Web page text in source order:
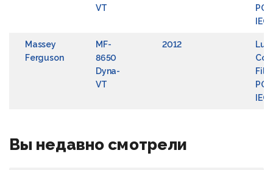
VT
Massey
Ferguson
MF-
8650
Dyna-
VT
2012
Вы недавно смотрели